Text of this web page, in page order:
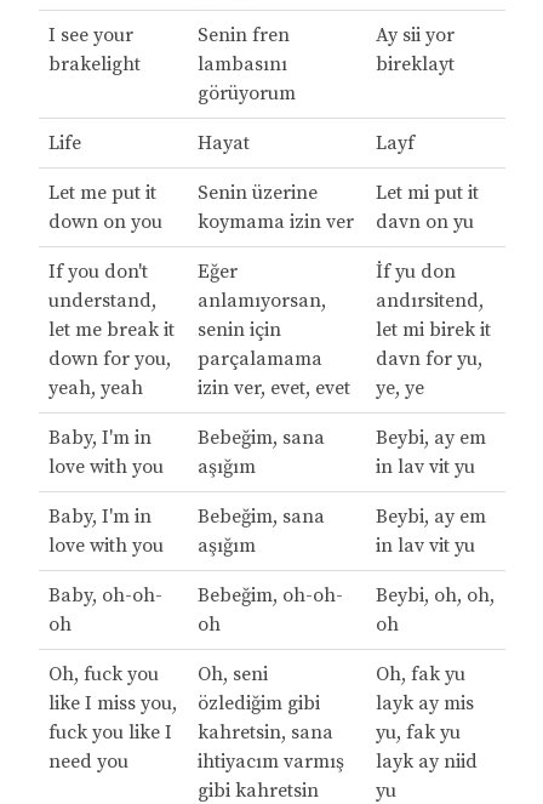
I see your
brakelight
Senin fren
lambasını
görüyorum
Ay sii yor
bireklayt
Life Hayat Layf
Let me put it
down on you
Senin üzerine
koymama izin ver
Let mi put it
davn on yu
If you don't
understand,
let me break it
down for you,
yeah, yeah
Eğer
anlamıyorsan,
senin için
parçalamama
izin ver, evet, evet
İf yu don
andırsitend,
let mi birek it
davn for yu,
ye, ye
Baby, I'm in
love with you
Bebeğim, sana
aşığım
Beybi, ay em
in lav vit yu
Baby, I'm in
love with you
Bebeğim, sana
aşığım
Beybi, ay em
in lav vit yu
Baby, oh-oh-
oh
Bebeğim, oh-oh-
oh
Beybi, oh, oh,
oh
Oh, fuck you
like I miss you,
fuck you like I
need you
Oh, seni
özlediğim gibi
kahretsin, sana
ihtiyacım varmış
gibi kahretsin
Oh, fak yu
layk ay mis
yu, fak yu
layk ay niid
yu